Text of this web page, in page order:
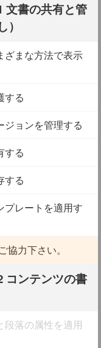
文書の共有と管
ざまな方法で表示
する
ジョンを管理する
する
する
プレートを適用す
協力下さい。
コンテンツの書
段落の属性を適用